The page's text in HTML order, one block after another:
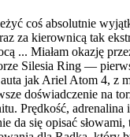
coś absolutnie
za kierownicą tak
... Miałam okazję
Silesia Ring —
jak Ariel Atom 4, z
doświadczenie na
Prędkość, adrenalina
da się opisać słowami,